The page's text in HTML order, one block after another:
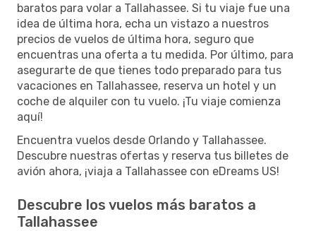
baratos para volar a Tallahassee. Si tu viaje fue una
idea de última hora, echa un vistazo a nuestros
precios de vuelos de última hora, seguro que
encuentras una oferta a tu medida. Por último, para
asegurarte de que tienes todo preparado para tus
vacaciones en Tallahassee, reserva un hotel y un
coche de alquiler con tu vuelo. ¡Tu viaje comienza
aquí!
Encuentra vuelos desde Orlando y Tallahassee.
Descubre nuestras ofertas y reserva tus billetes de
avión ahora, ¡viaja a Tallahassee con eDreams US!
Descubre los vuelos más baratos a
Tallahassee